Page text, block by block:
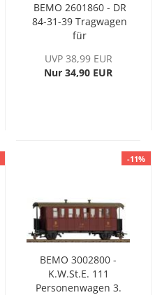
BEMO 2601860 - DR
84-31-39 Tragwagen
für
Ep. III, H0
UVP 38,99 EUR
Nur 34,90 EUR
-11%
BEMO 3002800 -
K.W.St.E. 111
Personenwagen 3.